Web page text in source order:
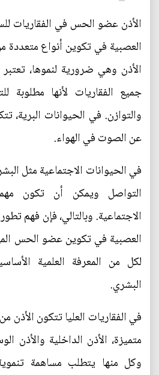
الأذن عضو الحس في الفقاريات
العصبية في تكوين أنواع متعددة
الأذن وهي ضرورية لنموها،
جميع الفقاريات لأنها مطلوبة
والتوازن. في الحيوانات البرية،
عن الصوت في الهواء.
في الحيوانات الاجتماعية مثل
التواصل ويمكن أن تكون
الاجتماعية. وبالتالي، فإن فهم
العصبية في تكوين عضو الحس
لكل من المعرفة العلمية
البشري.
في الفقاريات العليا تتكون
متميزة، الأذن الداخلية والأذن
وكل منها يتطلب مساهمة